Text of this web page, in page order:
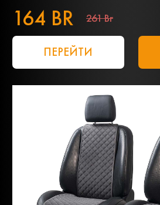
164 BR 261 Br
ПЕРЕЙТИ